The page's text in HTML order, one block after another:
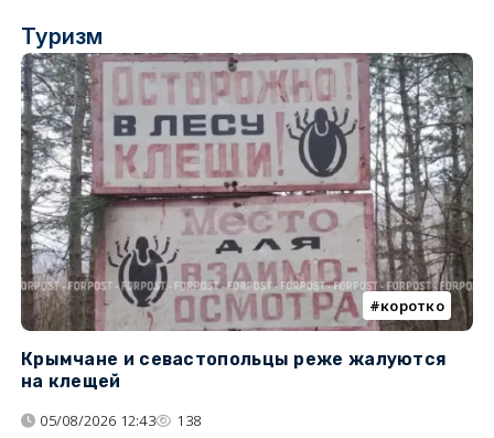
Туризм
коротко
Крымчане и севастопольцы реже жалуются
на клещей
05/08/2026 12:43 138